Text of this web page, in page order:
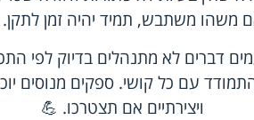
משהו משתבש, תמיד יהיה זמן
דברים לא מתנהלים בדיוק לפי
עם כל קושי. ספקים מנוסים
ויצירתיים אם תצטרכו. 💪